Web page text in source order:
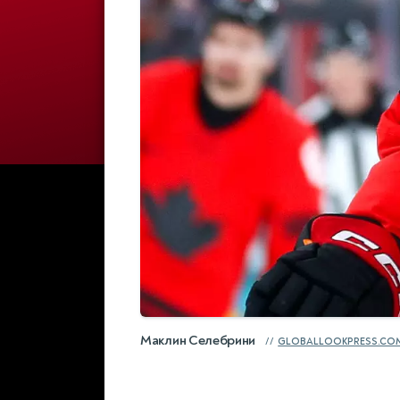
Маклин Селебрини